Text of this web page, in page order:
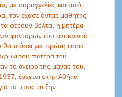
με παραγγελίες και από
τον έχασε όντας μαθητής
τα φέρουν βόλτα, η μητέρα
φαντάρων του αντικρινού
πιάσει για πρώτη φορά
του πατέρα του.
το όνειρο της μάνας του,
έρχεται στην Αθήνα
τα προς το ζην.